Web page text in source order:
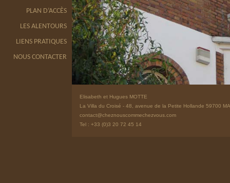
PLAN D’ACCÈS
LES ALENTOURS
LIENS PRATIQUES
NOUS CONTACTER
Elisabeth et Hugues MOTTE
La Villa du Croisé - 48, avenue de la Petite Hollande 59700
contact@cheznouscommechezvous.com
Tel : +33 (0)3 20 72 45 14